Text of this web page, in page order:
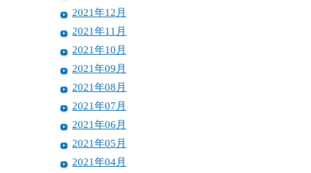
2021年12月
2021年11月
2021年10月
2021年09月
2021年08月
2021年07月
2021年06月
2021年05月
2021年04月